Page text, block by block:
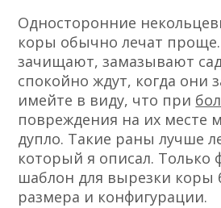
Односторонние
коры обычно лечат
зачищают, замазывают
спокойно ждут, когда они
имейте в виду, что при
повреждения на их месте
дупло. Такие раны лучше
который я описал. Только
шаблон для вырезки коры
размера и конфигурации.